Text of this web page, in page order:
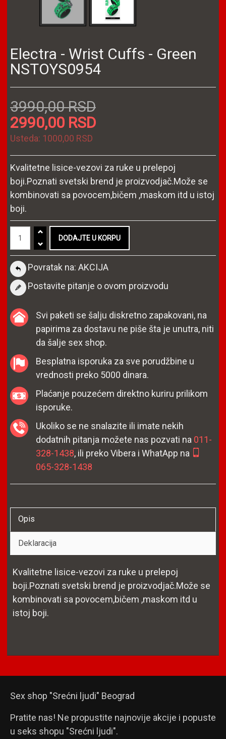
Electra - Wrist Cuffs - Green
NSTOYS0954
3990,00 RSD
2990,00 RSD
Usteda: 1000,00 RSD
Kvalitetne lisice-vezovi za ruke u prelepoj
boji.Poznati svetski brend je proizvodjač.Može se
kombinovati sa povocem,bičem ,maskom itd u istoj
boji.
Povratak na: AKCIJA
Postavite pitanje o ovom proizvodu
Svi paketi se šalju diskretno zapakovani, na
papirima za dostavu ne piše šta je unutra, niti
da šalje sex shop.
Besplatna isporuka za sve porudžbine u
vrednosti preko 5000 dinara.
Plaćanje pouzećem direktno kuriru prilikom
isporuke.
Ukoliko se ne snalazite ili imate nekih
dodatnih pitanja možete nas pozvati na 011-
328-1438, ili preko Vibera i WhatApp na
065-328-1438
Opis
Deklaracija
Kvalitetne lisice-vezovi za ruke u prelepoj
boji.Poznati svetski brend je proizvodjač.Može se
kombinovati sa povocem,bičem ,maskom itd u
istoj boji.
Sex shop "Srećni ljudi" Beograd
Pratite nas! Ne propustite najnovije akcije i popuste
u seks shopu "Srećni ljudi".